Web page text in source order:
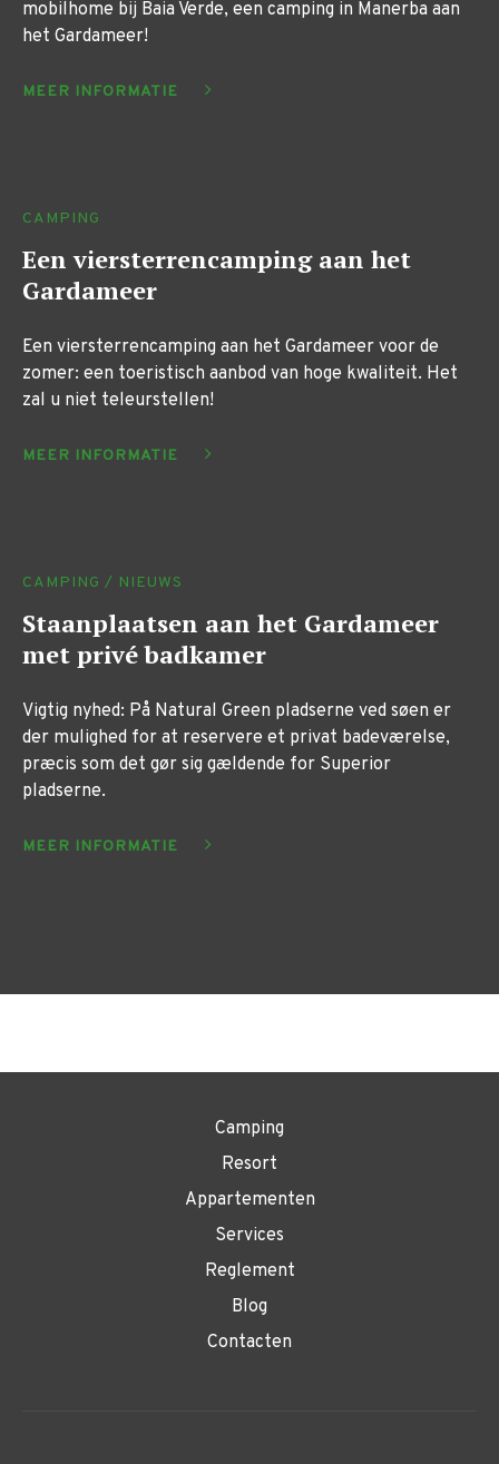
mobilhome bij Baia Verde, een camping in Manerba aan
het Gardameer!
MEER INFORMATIE
CAMPING
Een viersterrencamping aan het
Gardameer
Een viersterrencamping aan het Gardameer voor de
zomer: een toeristisch aanbod van hoge kwaliteit. Het
zal u niet teleurstellen!
MEER INFORMATIE
CAMPING / NIEUWS
Staanplaatsen aan het Gardameer
met privé badkamer
Vigtig nyhed: På Natural Green pladserne ved søen er
der mulighed for at reservere et privat badeværelse,
præcis som det gør sig gældende for Superior
pladserne.
MEER INFORMATIE
Camping
Resort
Appartementen
Services
Reglement
Blog
Contacten